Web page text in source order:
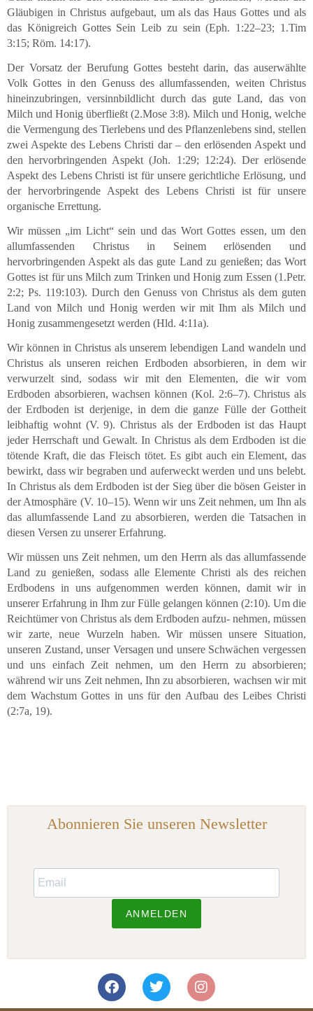
Gläubigen in Christus aufgebaut, um als das Haus Gottes und als
das Königreich Gottes Sein Leib zu sein (Eph. 1:22–23; 1.Tim
3:15; Röm. 14:17).
Der Vorsatz der Berufung Gottes besteht darin, das auserwählte
Volk Gottes in den Genuss des allumfassenden, weiten Christus
hineinzubringen, versinnbildlicht durch das gute Land, das von
Milch und Honig überfließt (2.Mose 3:8). Milch und Honig, welche
die Vermengung des Tierlebens und des Pflanzenlebens sind, stellen
zwei Aspekte des Lebens Christi dar – den erlösenden Aspekt und
den hervorbringenden Aspekt (Joh. 1:29; 12:24). Der erlösende
Aspekt des Lebens Christi ist für unsere gerichtliche Erlösung, und
der hervorbringende Aspekt des Lebens Christi ist für unsere
organische Errettung.
Wir müssen „im Licht“ sein und das Wort Gottes essen, um den
allumfassenden Christus in Seinem erlösenden und
hervorbringenden Aspekt als das gute Land zu genießen; das Wort
Gottes ist für uns Milch zum Trinken und Honig zum Essen (1.Petr.
2:2; Ps. 119:103). Durch den Genuss von Christus als dem guten
Land von Milch und Honig werden wir mit Ihm als Milch und
Honig zusammengesetzt werden (Hld. 4:11a).
Wir können in Christus als unserem lebendigen Land wandeln und
Christus als unseren reichen Erdboden absorbieren, in dem wir
verwurzelt sind, sodass wir mit den Elementen, die wir vom
Erdboden absorbieren, wachsen können (Kol. 2:6–7). Christus als
der Erdboden ist derjenige, in dem die ganze Fülle der Gottheit
leibhaftig wohnt (V. 9). Christus als der Erdboden ist das Haupt
jeder Herrschaft und Gewalt. In Christus als dem Erdboden ist die
tötende Kraft, die das Fleisch tötet. Es gibt auch ein Element, das
bewirkt, dass wir begraben und auferweckt werden und uns belebt.
In Christus als dem Erdboden ist der Sieg über die bösen Geister in
der Atmosphäre (V. 10–15). Wenn wir uns Zeit nehmen, um Ihn als
das allumfassende Land zu absorbieren, werden die Tatsachen in
diesen Versen zu unserer Erfahrung.
Wir müssen uns Zeit nehmen, um den Herrn als das allumfassende
Land zu genießen, sodass alle Elemente Christi als des reichen
Erdbodens in uns aufgenommen werden können, damit wir in
unserer Erfahrung in Ihm zur Fülle gelangen können (2:10). Um die
Reichtümer von Christus als dem Erdboden aufzu- nehmen, müssen
wir zarte, neue Wurzeln haben. Wir müssen unsere Situation,
unseren Zustand, unser Versagen und unsere Schwächen vergessen
und uns einfach Zeit nehmen, um den Herrn zu absorbieren;
während wir uns Zeit nehmen, Ihn zu absorbieren, wachsen wir mit
dem Wachstum Gottes in uns für den Aufbau des Leibes Christi
(2:7a, 19).
Abonnieren Sie unseren Newsletter
ANMELDEN